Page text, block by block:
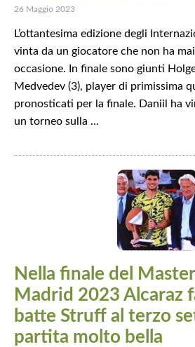
26 Maggio 2023
L’ottantesima edizione degli
vinta da un giocatore che non ha
occasione. In finale sono giunti
Medvedev (3), player di primissima
pronosticati per la finale. Daniil ha
un torneo sulla ...
Nella finale del
Madrid 2023 Alcaraz
batte Struff al terzo
partita molto bella